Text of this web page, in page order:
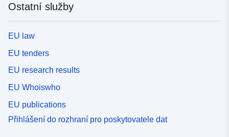
Ostatní služby
EU law
EU tenders
EU research results
EU Whoiswho
EU publications
Přihlášení do rozhraní pro poskytovatele dat